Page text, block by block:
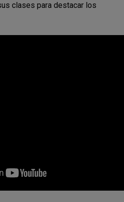
clases para destacar los